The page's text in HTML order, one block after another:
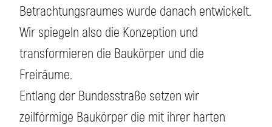
Betrachtungsraumes wurde danach entwickelt.
Wir spiegeln also die Konzeption und
transformieren die Baukörper und die
Freiräume.
Entlang der Bundesstraße setzen wir
zeilförmige Baukörper die mit ihrer harten